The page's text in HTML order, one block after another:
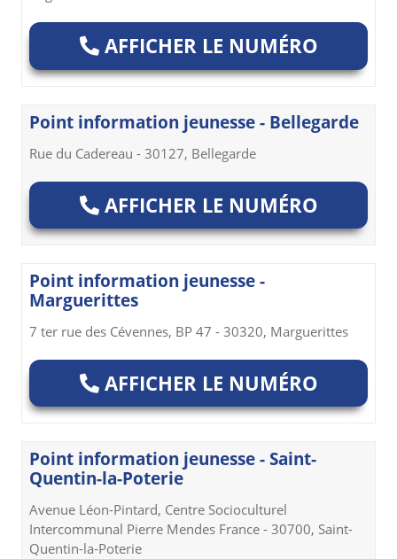
AFFICHER LE NUMÉRO
Point information jeunesse - Bellegarde
Rue du Cadereau - 30127, Bellegarde
AFFICHER LE NUMÉRO
Point information jeunesse -
Marguerittes
7 ter rue des Cévennes, BP 47 - 30320, Marguerittes
AFFICHER LE NUMÉRO
Point information jeunesse - Saint-
Quentin-la-Poterie
Avenue Léon-Pintard, Centre Socioculturel
Intercommunal Pierre Mendes France - 30700, Saint-
Quentin-la-Poterie